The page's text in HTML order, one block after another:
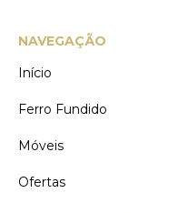
NAVEGAÇÃO
Início
Ferro Fundido
Móveis
Ofertas